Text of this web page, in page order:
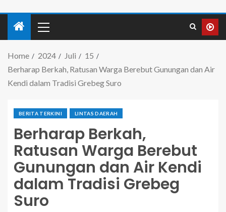
Home 2024 Juli
15
Berharap Berkah, Ratusan Warga Berebut Gunungan dan Air
Kendi dalam Tradisi Grebeg Suro
BERITA TERKINI LINTAS DAERAH
Berharap Berkah,
Ratusan Warga Berebut
Gunungan dan Air Kendi
dalam Tradisi Grebeg
Suro